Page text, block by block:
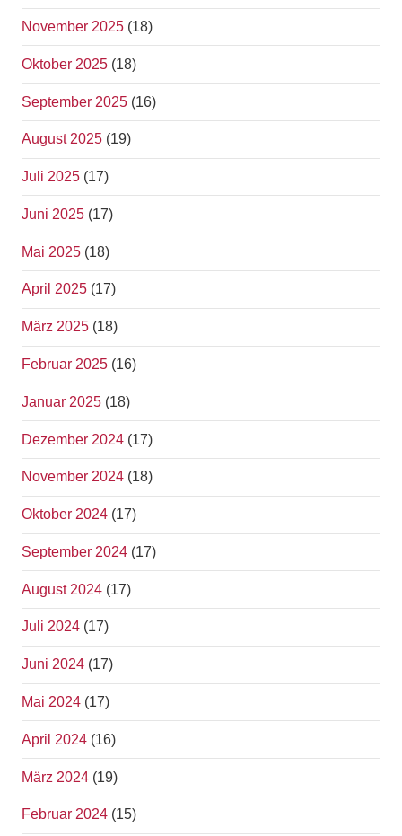
November 2025 (18)
Oktober 2025 (18)
September 2025 (16)
August 2025 (19)
Juli 2025 (17)
Juni 2025 (17)
Mai 2025 (18)
April 2025 (17)
März 2025 (18)
Februar 2025 (16)
Januar 2025 (18)
Dezember 2024 (17)
November 2024 (18)
Oktober 2024 (17)
September 2024 (17)
August 2024 (17)
Juli 2024 (17)
Juni 2024 (17)
Mai 2024 (17)
April 2024 (16)
März 2024 (19)
Februar 2024 (15)